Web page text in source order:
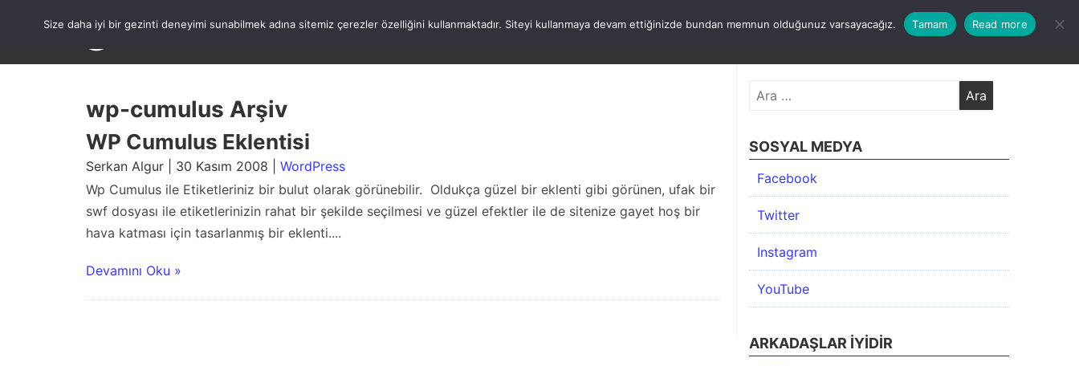
ANASAYFA WORDPRESS ATATÜRK HAKKIMDA KATEGORİLER İLETİŞİM ARŞİV
wp-cumulus Arşiv
WP Cumulus Eklentisi
Serkan Algur | 30 Kasım 2008 | WordPress
Wp Cumulus ile Etiketleriniz bir bulut olarak görünebilir. Oldukça güzel bir eklenti gibi görünen, ufak bir
swf dosyası ile etiketlerinizin rahat bir şekilde seçilmesi ve güzel efektler ile de sitenize gayet hoş bir
hava katması için tasarlanmış bir eklenti....
Devamını Oku »
Arama:
SOSYAL MEDYA
Facebook
Twitter
Instagram
YouTube
ARKADAŞLAR İYIDIR
Size daha iyi bir gezinti deneyimi sunabilmek adına sitemiz çerezler özelliğini kullanmaktadır. Siteyi kullanmaya devam ettiğinizde bundan memnun olduğunuz varsayacağız. Tamam Read more